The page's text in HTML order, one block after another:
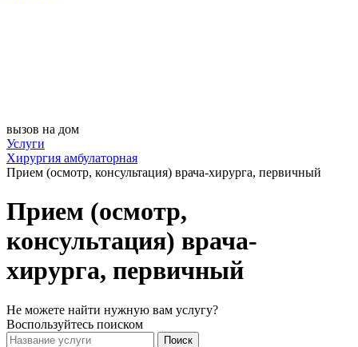
вызов на дом
Услуги
Хирургия амбулаторная
Прием (осмотр, консультация) врача-хирурга, первичный
Прием (осмотр,
консультация) врача-
хирурга, первичный
Не можете найти нужную вам услугу?
Воспользуйтесь поиском
Поиск